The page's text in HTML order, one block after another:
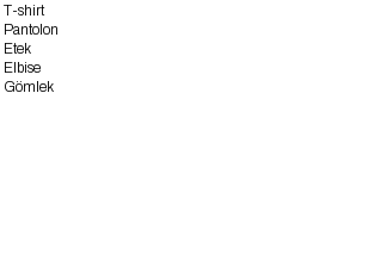
T-shirt
Pantolon
Etek
Elbise
Gömlek